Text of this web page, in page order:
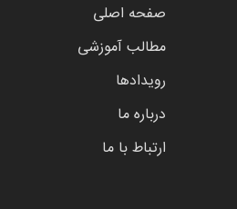
صفحه اصلی
مطالب آموزشی
رویدادها
درباره ما
ارتباط با ما